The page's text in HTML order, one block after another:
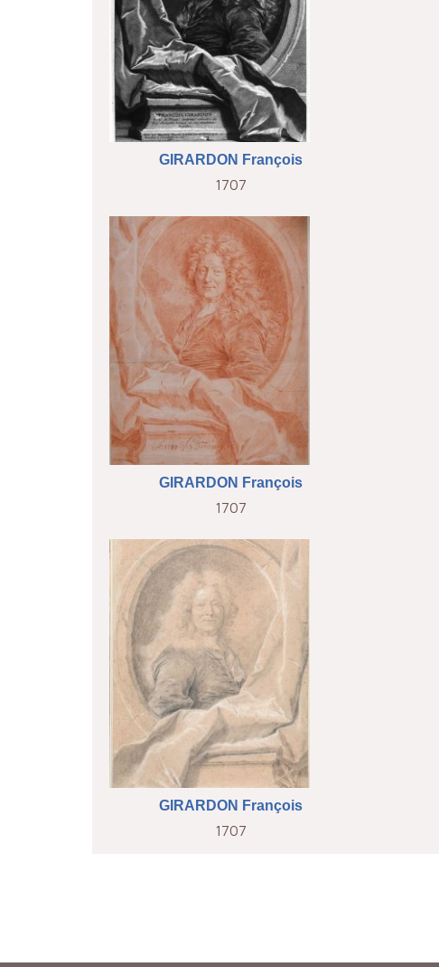
GIRARDON François
1707
GIRARDON François
1707
GIRARDON François
1707